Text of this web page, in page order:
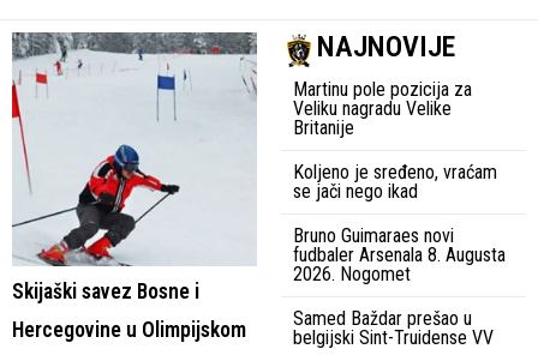
Skijaški savez Bosne i
Hercegovine u Olimpijskom
NAJNOVIJE
Martinu pole pozicija za
Veliku nagradu Velike
Britanije
Koljeno je sređeno, vraćam
se jači nego ikad
Bruno Guimaraes novi
fudbaler Arsenala 8. Augusta
2026. Nogomet
Samed Baždar prešao u
belgijski Sint-Truidense VV